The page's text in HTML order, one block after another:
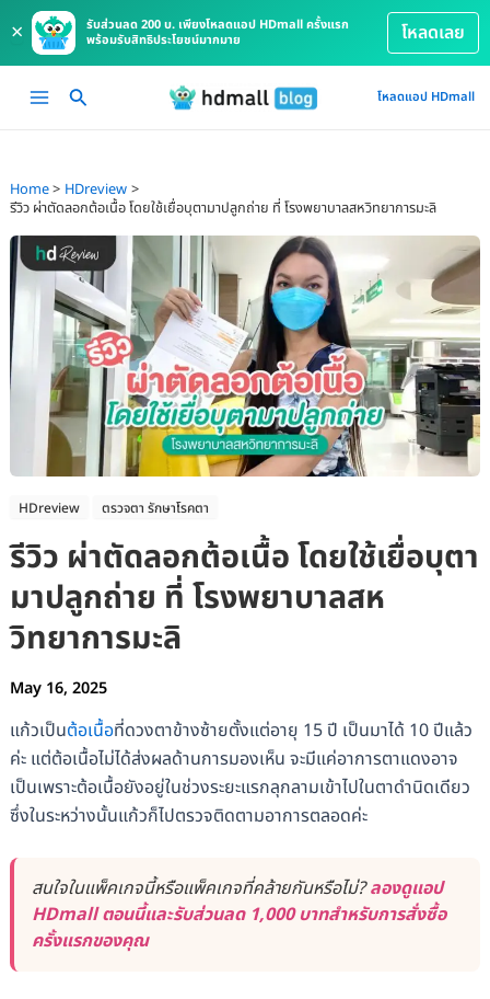
×
รับส่วนลด 200 บ. เพียงโหลดแอป HDmall ครั้งแรก
พร้อมรับสิทธิประโยชน์มากมาย
โหลดเลย
Main
โหลดแอป HDmall
Home
HDreview
รีวิว ผ่าตัดลอกต้อเนื้อ โดยใช้เยื่อบุตามาปลูกถ่าย ที่ โรงพยาบาลสหวิทยาการมะลิ
HDreview ตรวจตา รักษาโรคตา
รีวิว ผ่าตัดลอกต้อเนื้อ โดยใช้เยื่อบุตา
มาปลูกถ่าย ที่ โรงพยาบาลสห
วิทยาการมะลิ
May 16, 2025
แก้วเป็นต้อเนื้อที่ดวงตาข้างซ้ายตั้งแต่อายุ 15 ปี เป็นมาได้ 10 ปีแล้ว
ค่ะ แต่ต้อเนื้อไม่ได้ส่งผลด้านการมองเห็น จะมีแค่อาการตาแดงอาจ
เป็นเพราะต้อเนื้อยังอยู่ในช่วงระยะแรกลุกลามเข้าไปในตาดำนิดเดียว
ซึ่งในระหว่างนั้นแก้วก็ไปตรวจติดตามอาการตลอดค่ะ
สนใจในแพ็คเกจนี้หรือแพ็คเกจที่คล้ายกันหรือไม่?ลองดูแอป
HDmall ตอนนี้และรับส่วนลด 1,000 บาทสำหรับการสั่งซื้อ
ครั้งแรกของคุณ